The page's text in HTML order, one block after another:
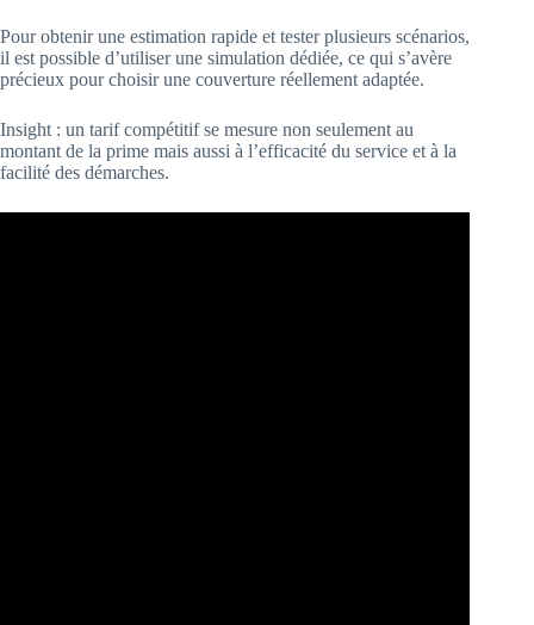
Pour obtenir une estimation rapide et tester plusieurs scénarios,
il est possible d’utiliser une simulation dédiée, ce qui s’avère
précieux pour choisir une couverture réellement adaptée.
Insight : un tarif compétitif se mesure non seulement au
montant de la prime mais aussi à l’efficacité du service et à la
facilité des démarches.